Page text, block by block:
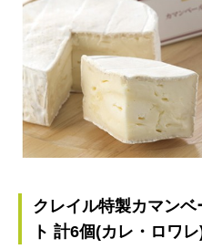
クレイル特製カマン
ト 計6個(カレ・ロワレ